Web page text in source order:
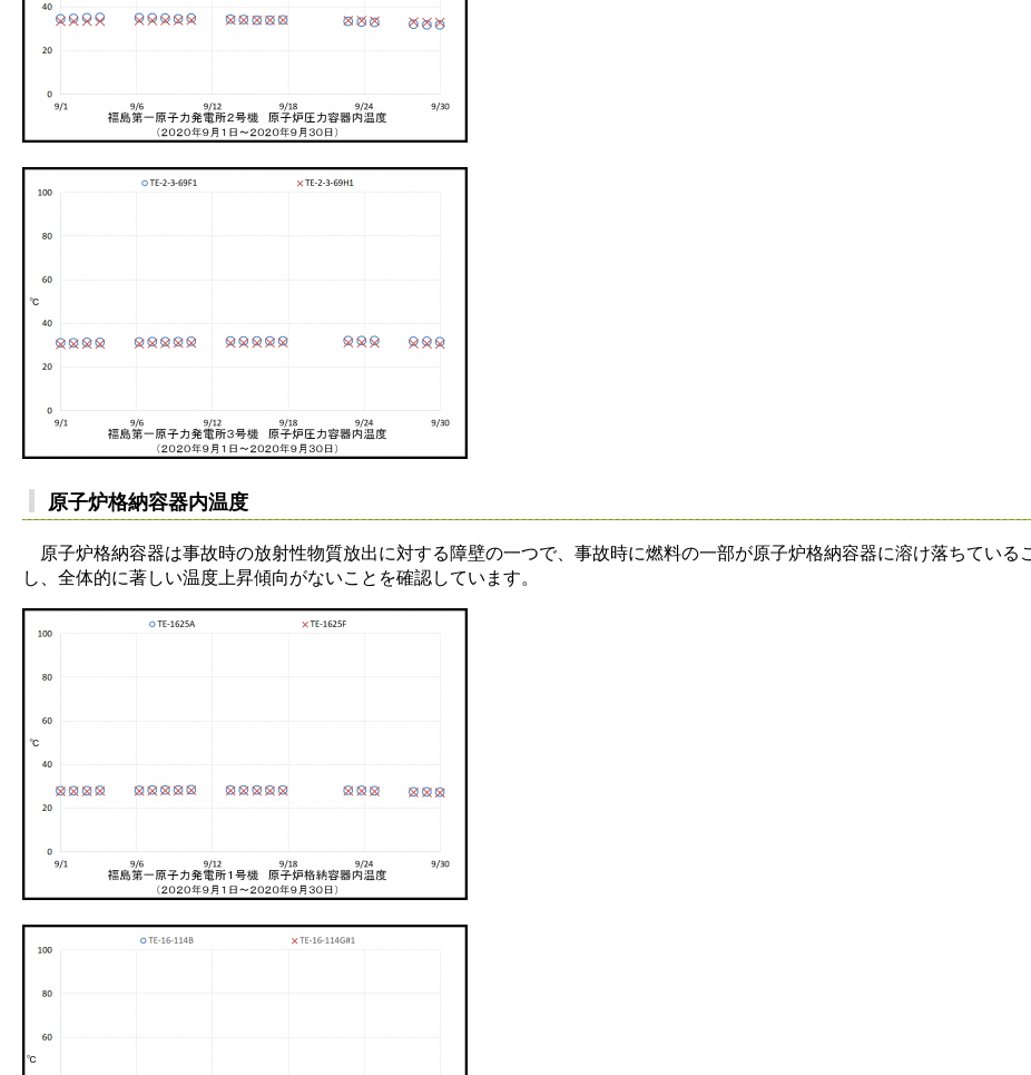
原子炉格納容器内温度
原子炉格納容器は事故時の放射性物質放出に対する障壁の一つで、事故時に燃料の一部が原子炉格納容器に溶け落ちている
し、全体的に著しい温度上昇傾向がないことを確認しています。